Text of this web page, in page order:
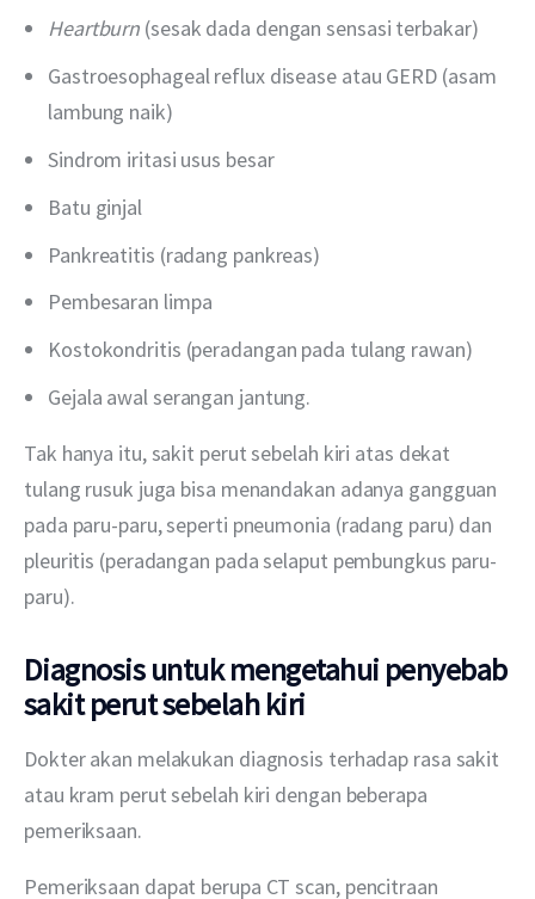
Heartburn (sesak dada dengan sensasi terbakar)
Gastroesophageal reflux disease atau GERD (asam
lambung naik)
Sindrom iritasi usus besar
Batu ginjal
Pankreatitis (radang pankreas)
Pembesaran limpa
Kostokondritis (peradangan pada tulang rawan)
Gejala awal serangan jantung.
Tak hanya itu, sakit perut sebelah kiri atas dekat
tulang rusuk juga bisa menandakan adanya gangguan
pada paru-paru, seperti pneumonia (radang paru) dan
pleuritis (peradangan pada selaput pembungkus paru-
paru).
Diagnosis untuk mengetahui penyebab
sakit perut sebelah kiri
Dokter akan melakukan diagnosis terhadap rasa sakit
atau kram perut sebelah kiri dengan beberapa
pemeriksaan.
Pemeriksaan dapat berupa CT scan, pencitraan